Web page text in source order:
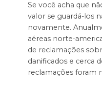
Se você acha que
valor se guardá-los
novamente.
aéreas norte-
de reclamações
danificados e cerca
reclamações foram